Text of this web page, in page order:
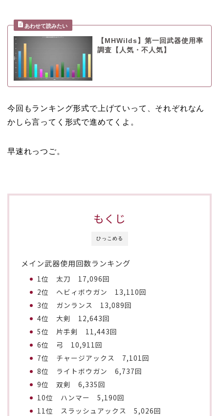
【MHWilds】第一回武器使用率
調査【人気・不人気】
今回もランキング形式で上げていって、それぞれなん
かしら言ってく形式で進めてくよ。
早速れっつご。
ひっこめる
もくじ
メイン武器使用回数ランキング
1位 太刀 17,096回
2位 ヘビィボウガン 13,110回
3位 ガンランス 13,089回
4位 大剣 12,643回
5位 片手剣 11,443回
6位 弓 10,911回
7位 チャージアックス 7,101回
8位 ライトボウガン 6,737回
9位 双剣 6,335回
10位 ハンマー 5,190回
11位 スラッシュアックス 5,026回